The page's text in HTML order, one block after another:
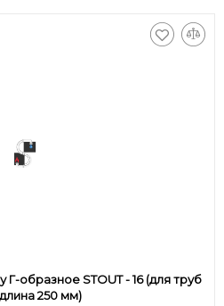
образное STOUT - 16 (для труб
250 мм)